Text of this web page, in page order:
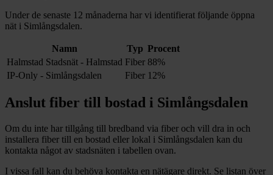
Under de senaste 12 månaderna har vi identifierat följande öppna
nät i Simlångsdalen.
Namn Typ Procent
Halmstad Stadsnät - Halmstad Fiber 88%
IP-Only - Simlångsdalen
Fiber 12%
Anslut fiber till bostad i Simlångsdalen
Om du inte har tillgång till bredband via fiber och vill dra in och
installera fiber till en bostad eller lokal i Simlångsdalen kan du
kontakta något av stadsnäten i tabellen ovan.
I vissa fall kan du behöva kontakta en nätägare direkt. Se listan över